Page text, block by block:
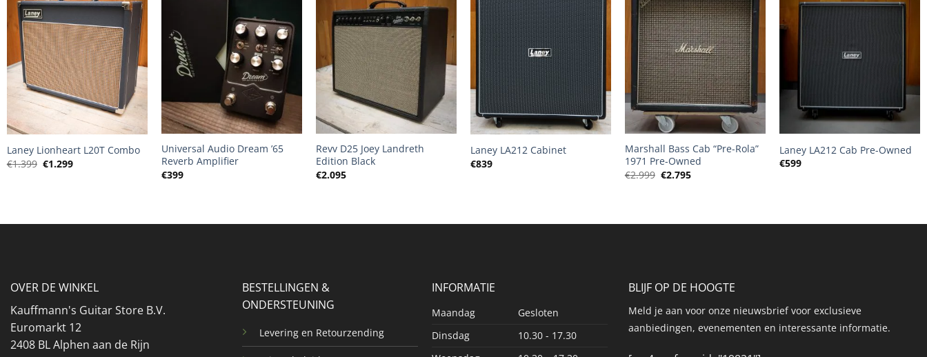
Laney Lionheart L20T Combo
€1.399 Oorspronkelijke
€1.299Huidige
+
Universal Audio Dream ’65
Reverb Amplifier
€399
+
Revv D25 Joey Landreth
Edition Black
€2.095
+
Laney LA212 Cabinet
€839
+
Marshall Bass Cab “Pre-Rola”
1971 Pre-Owned
€2.999 Oorspronkelijke
€2.795Huidige
+
Laney LA212 Cab Pre-Owned
€599
OVER DE WINKEL
Kauffmann's Guitar Store B.V.
Euromarkt 12
2408 BL Alphen aan de Rijn
BESTELLINGEN &
ONDERSTEUNING
Levering en Retourzending
INFORMATIE
Maandag
Gesloten
Dinsdag
10.30 - 17.30
BLIJF OP DE HOOGTE
Meld je aan voor onze nieuwsbrief voor exclusieve
aanbiedingen, evenementen en interessante informatie.